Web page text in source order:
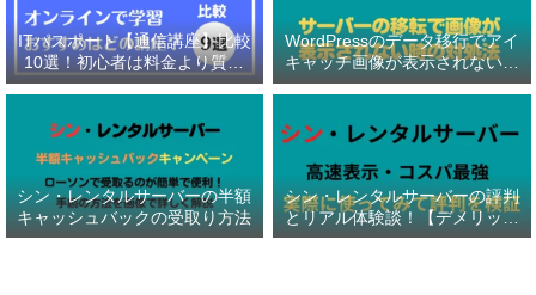
ITパスポート【通信講座】比較
10選！初心者は料金より質問
対応の有無を重視！
WordPressのデータ移行でアイ
キャッチ画像が表示されない原
因と対処法
シン・レンタルサーバーの半額
キャッシュバックの受取り方法
シン・レンタルサーバーの評判
とリアル体験談！【デメリット
暴露】